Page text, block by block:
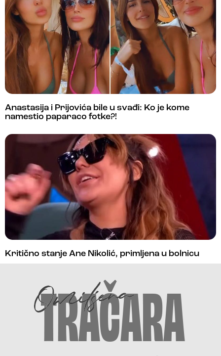
Anastasija i Prijovića bile u svađi: Ko je kome
namestio paparaco fotke?!
Kritično stanje Ane Nikolić, primljena u bolnicu